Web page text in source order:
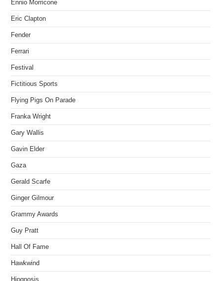
Ennio Morricone
Eric Clapton
Fender
Ferrari
Festival
Fictitious Sports
Flying Pigs On Parade
Franka Wright
Gary Wallis
Gavin Elder
Gaza
Gerald Scarfe
Ginger Gilmour
Grammy Awards
Guy Pratt
Hall Of Fame
Hawkwind
Hipgnosis